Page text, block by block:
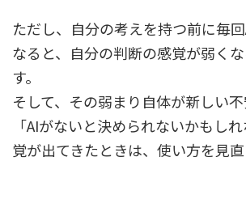
ただし、自分の考えを持つ前に毎
なると、自分の判断の感覚が弱く
す。
そして、その弱まり自体が新しい不
「AIがないと決められないかもし
覚が出てきたときは、使い方を見直